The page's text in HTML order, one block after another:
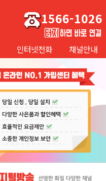
1566-1026
인터넷전화 채널안내